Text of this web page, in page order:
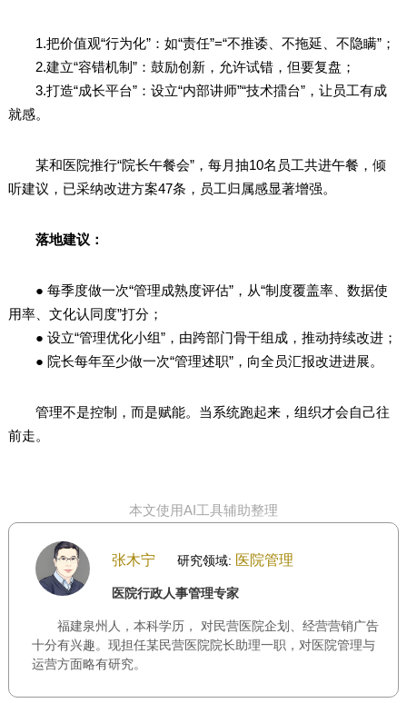
1.把价值观“行为化”：如“责任”=“不推诿、不拖延、不隐瞒”；
2.建立“容错机制”：鼓励创新，允许试错，但要复盘；
3.打造“成长平台”：设立“内部讲师”“技术擂台”，让员工有成
就感。
某和医院推行“院长午餐会”，每月抽10名员工共进午餐，倾
听建议，已采纳改进方案47条，员工归属感显著增强。
落地建议：
● 每季度做一次“管理成熟度评估”，从“制度覆盖率、数据使
用率、文化认同度”打分；
● 设立“管理优化小组”，由跨部门骨干组成，推动持续改进；
● 院长每年至少做一次“管理述职”，向全员汇报改进进展。
管理不是控制，而是赋能。当系统跑起来，组织才会自己往
前走。
本文使用AI工具辅助整理
张木宁 研究领域: 医院管理
医院行政人事管理专家
福建泉州人，本科学历， 对民营医院企划、经营营销广告
十分有兴趣。现担任某民营医院院长助理一职，对医院管理与
运营方面略有研究。